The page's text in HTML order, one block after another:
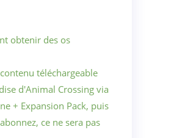
obtenir des os
téléchargeable
d'Animal Crossing via
+ Expansion Pack, puis
ce ne sera pas